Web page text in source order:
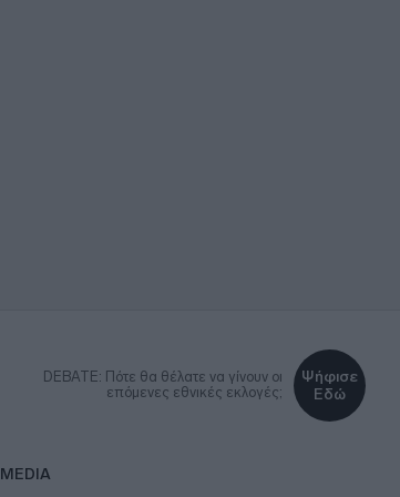
DEBATE: Πότε θα θέλατε να γίνουν οι
επόμενες εθνικές εκλογές;
Ψήφισε
Εδώ
MEDIA